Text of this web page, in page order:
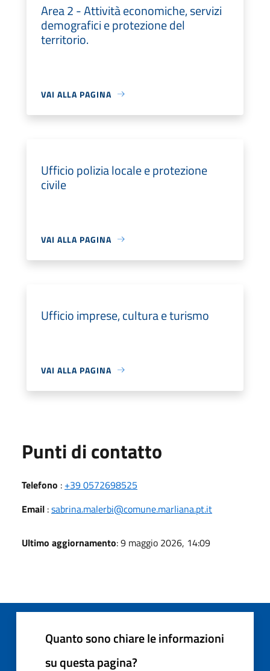
Area 2 - Attività economiche, servizi
demografici e protezione del
territorio.
VAI ALLA PAGINA
Ufficio polizia locale e protezione
civile
VAI ALLA PAGINA
Ufficio imprese, cultura e turismo
VAI ALLA PAGINA
Punti di contatto
Telefono : +39 0572698525
Email :sabrina.malerbi@comune.marliana.pt.it
Ultimo aggiornamento: 9 maggio 2026, 14:09
Quanto sono chiare le informazioni
su questa pagina?